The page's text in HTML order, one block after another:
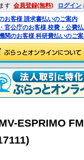
す 会員登録(無料) ログイン
お客様 請求書払いのご案内
官公庁のお客様 校費・公費
関のお客様 科研費払いのご
ESPRIMO